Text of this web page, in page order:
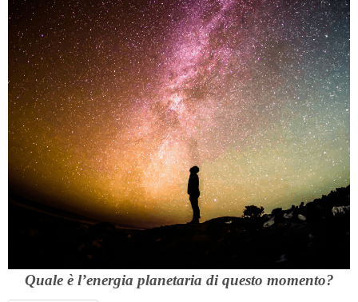
Quale è l’energia planetaria di questo momento?